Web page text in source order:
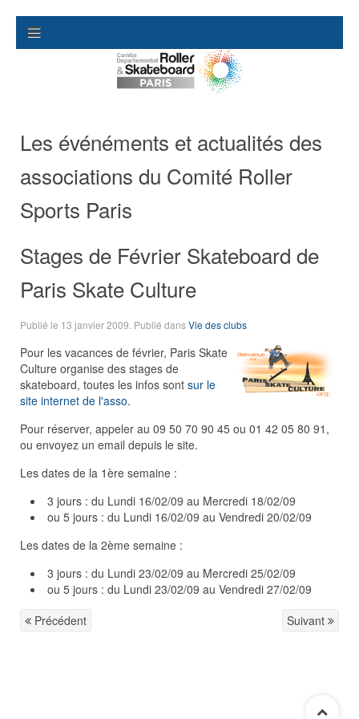
Les événéments et actualités des
associations du Comité Roller
Sports Paris
Stages de Février Skateboard de
Paris Skate Culture
Publié le 13 janvier 2009 . Publié dansVie des clubs
Pour les vacances de février, Paris Skate
Culture organise des stages de
skateboard, toutes les infos sont sur le
site internet de l'asso.
Pour réserver, appeler au 09 50 70 90 45 ou 01 42 05 80 91,
ou envoyez un email depuis le site.
Les dates de la 1ère semaine :
3 jours : du Lundi 16/02/09 au Mercredi 18/02/09
ou 5 jours : du Lundi 16/02/09 au Vendredi 20/02/09
Les dates de la 2ème semaine :
3 jours : du Lundi 23/02/09 au Mercredi 25/02/09
ou 5 jours : du Lundi 23/02/09 au Vendredi 27/02/09
Précédent
Suivant